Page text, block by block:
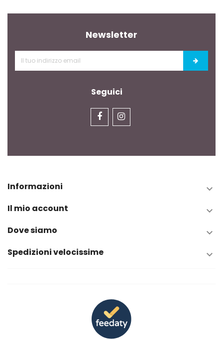
Newsletter
Seguici
Informazioni 
Il mio account 
Dove siamo 
Spedizioni velocissime 